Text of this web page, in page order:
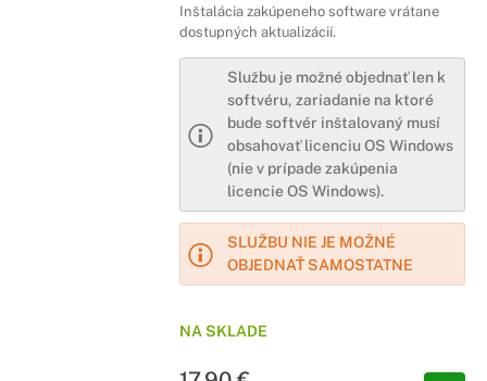
Inštalácia zakúpeneho software vrátane
dostupných aktualizácií.
Službu je možné objednať len k
softvéru, zariadanie na ktoré
bude softvér inštalovaný musí
obsahovať licenciu OS Windows
(nie v prípade zakúpenia
licencie OS Windows).
SLUŽBU NIE JE MOŽNÉ
OBJEDNAŤ SAMOSTATNE
NA SKLADE